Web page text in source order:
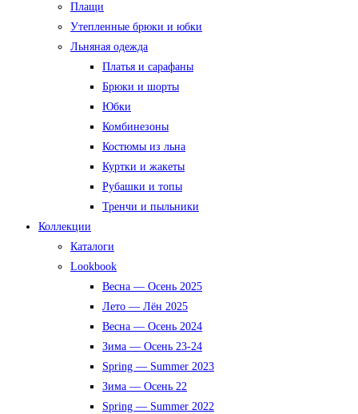
Плащи
Утепленные брюки и юбки
Льняная одежда
Платья и сарафаны
Брюки и шорты
Юбки
Комбинезоны
Костюмы из льна
Куртки и жакеты
Рубашки и топы
Тренчи и пыльники
Коллекции
Каталоги
Lookbook
Весна — Осень 2025
Лето — Лён 2025
Весна — Осень 2024
Зима — Осень 23-24
Spring — Summer 2023
Зима — Осень 22
Spring — Summer 2022